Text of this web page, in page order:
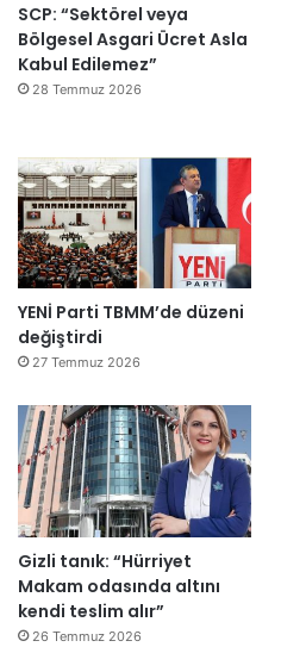
SCP: “Sektörel veya
Bölgesel Asgari Ücret Asla
Kabul Edilemez”
28 Temmuz 2026
YENİ Parti TBMM’de düzeni
değiştirdi
27 Temmuz 2026
Gizli tanık: “Hürriyet
Makam odasında altını
kendi teslim alır”
26 Temmuz 2026